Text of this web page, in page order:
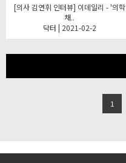
[의사 김연휘 인터뷰] 이데일리 - '의학
채..
닥터 | 2021-02-2
1